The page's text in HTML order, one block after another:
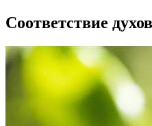
Соответствие